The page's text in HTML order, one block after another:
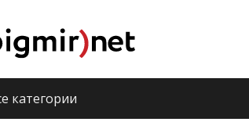
категории